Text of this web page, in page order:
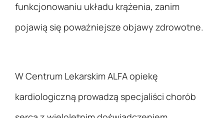
funkcjonowaniu układu krążenia, zanim
pojawią się poważniejsze objawy zdrowotne.
W Centrum Lekarskim ALFA opiekę
kardiologiczną prowadzą specjaliści chorób